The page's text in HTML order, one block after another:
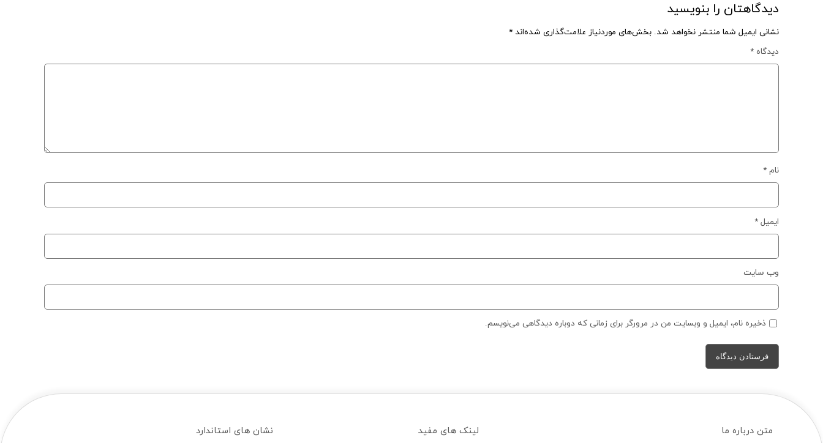
دیدگاهتان را بنویسید
نشانی ایمیل شما منتشر نخواهد شد. بخش‌های موردنیاز علامت‌گذاری شده‌اند *
دیدگاه *
نام *
ایمیل *
وب‌ سایت
ذخیره نام، ایمیل و وبسایت من در مرورگر برای زمانی که دوباره دیدگاهی می‌نویسم.
متن درباره ما لینک های مفید نشان های استاندارد